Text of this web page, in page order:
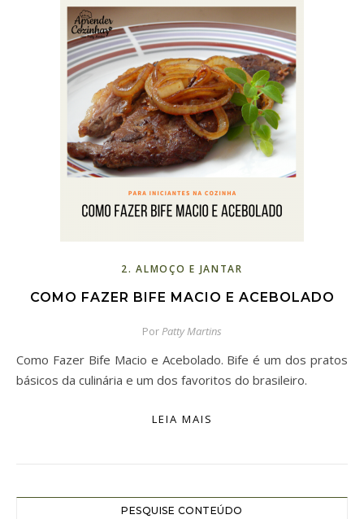
2. ALMOÇO E JANTAR
COMO FAZER BIFE MACIO E ACEBOLADO
PorPatty Martins
Como Fazer Bife Macio e Acebolado. Bife é um dos pratos
básicos da culinária e um dos favoritos do brasileiro.
LEIA MAIS
PESQUISE CONTEÚDO